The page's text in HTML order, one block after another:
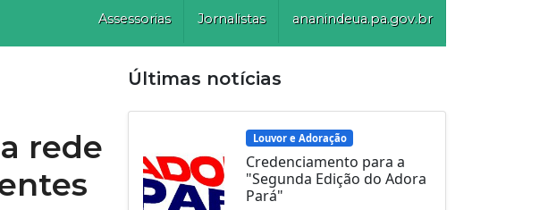
Assessorias Jornalistas ananindeua.pa.gov.br
rede
Últimas notícias
Louvor e Adoração
Credenciamento para a
"Segunda Edição do Adora
Pará"